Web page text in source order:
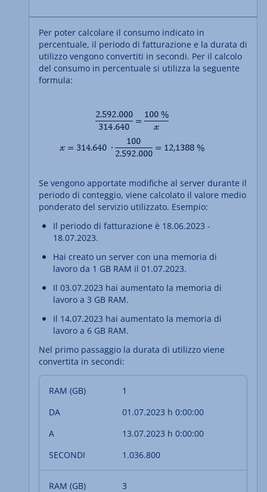
Per poter calcolare il consumo indicato in
percentuale, il periodo di fatturazione e la durata di
utilizzo vengono convertiti in secondi. Per il calcolo
del consumo in percentuale si utilizza la seguente
formula:
Se vengono apportate modifiche al server durante il
periodo di conteggio, viene calcolato il valore medio
ponderato del servizio utilizzato. Esempio:
Il periodo di fatturazione è 18.06.2023 -
18.07.2023.
Hai creato un server con una memoria di
lavoro da 1 GB RAM il 01.07.2023.
Il 03.07.2023 hai aumentato la memoria di
lavoro a 3 GB RAM.
Il 14.07.2023 hai aumentato la memoria di
lavoro a 6 GB RAM.
Nel primo passaggio la durata di utilizzo viene
convertita in secondi:
1
01.07.2023 h 0:00:00
13.07.2023 h 0:00:00
1.036.800
3